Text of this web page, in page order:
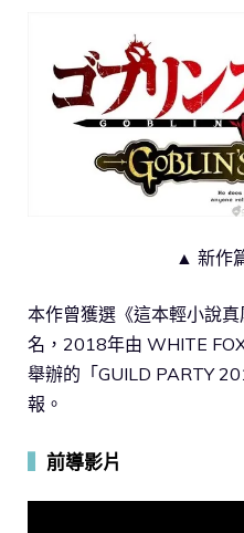
▲ 新作
本作曾獲選《這本輕小說
名，2018年由 WHITE
舉辦的「GUILD PARTY
報。
前導影片